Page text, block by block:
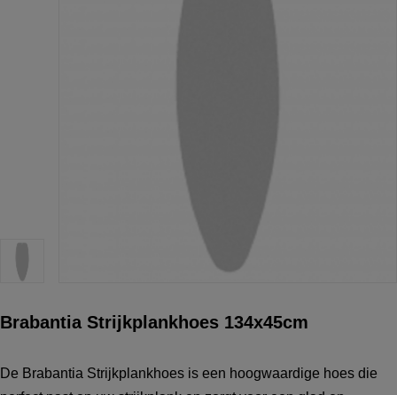
Brabantia Strijkplankhoes 134x45cm
De Brabantia Strijkplankhoes is een hoogwaardige hoes die